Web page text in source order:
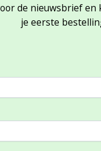
de nieuwsbrief
je eerste